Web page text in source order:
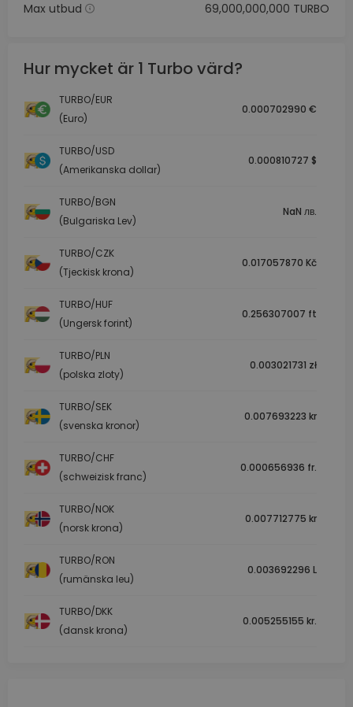
Max utbud
69,000,000,000 TURBO
Hur mycket är 1 Turbo värd?
TURBO/EUR
(Euro)
0.000702990 €
TURBO/USD
(Amerikanska dollar)
0.000810727 $
TURBO/BGN
(Bulgariska Lev)
NaN лв.
TURBO/CZK
(Tjeckisk krona)
0.017057870 Kč
TURBO/HUF
(Ungersk forint)
0.256307007 ft
TURBO/PLN
(polska zloty)
0.003021731 zł
TURBO/SEK
(svenska kronor)
0.007693223 kr
TURBO/CHF
(schweizisk franc)
0.000656936 fr.
TURBO/NOK
(norsk krona)
0.007712775 kr
TURBO/RON
(rumänska leu)
0.003692296 L
TURBO/DKK
(dansk krona)
0.005255155 kr.